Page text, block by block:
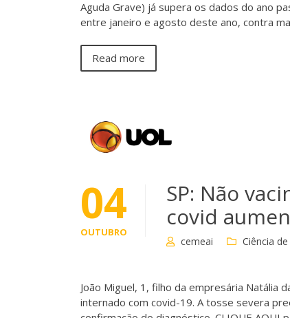
Aguda Grave) já supera os dados do ano
entre janeiro e agosto deste ano, contra
Read more
04
OUTUBRO
SP: Não
covid
cemeai Ciência
João Miguel, 1, filho da empresária Natália
internado com covid-19. A tosse severa